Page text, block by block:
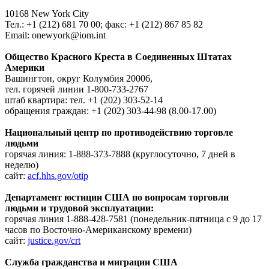
10168 New York City
Тел.: +1 (212) 681 70 00; факс: +1 (212) 867 85 82
Email: onewyork@iom.int
Общество Красного Креста в Соединенных Штатах
Америки
Вашингтон, округ Колумбия 20006,
тел. горячей линии 1-800-733-2767
штаб квартира: тел. +1 (202) 303-52-14
обращения граждан: +1 (202) 303-44-98 (8.00-17.00)
Национальный центр по противодействию торговле
людьми
горячая линия: 1-888-373-7888 (круглосуточно, 7 дней в
неделю)
сайт: acf.hhs.gov/otip
Департамент юстиции США по вопросам торговли
людьми и трудовой эксплуатации:
горячая линия 1-888-428-7581 (понедельник-пятница с 9 до 17
часов по Восточно-Американскому времени)
сайт: justice.gov/crt
Служба гражданства и миграции США